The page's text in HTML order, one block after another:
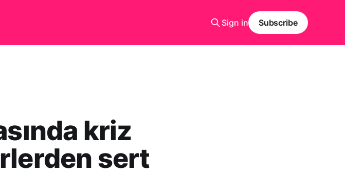
Sign in Subscribe
kriz
sert